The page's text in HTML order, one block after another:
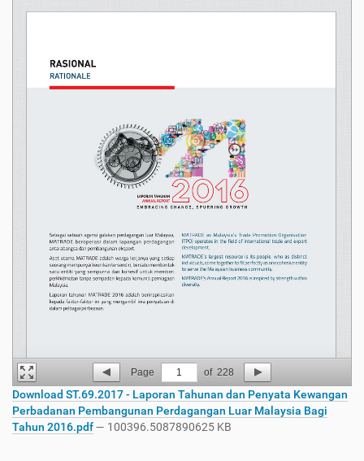
Page 1 of 228
Download ST.69.2017 - Laporan Tahunan dan Penyata Kewangan
Perbadanan Pembangunan Perdagangan Luar Malaysia Bagi
Tahun 2016.pdf— 100396.5087890625 KB